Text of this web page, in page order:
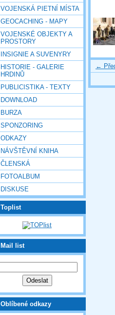
VOJENSKÁ PIETNÍ MÍSTA
GEOCACHING - MAPY
VOJENSKÉ OBJEKTY A
PROSTORY
INSIGNIE A SUVENYRY
HISTORIE - GALERIE
HRDINŮ
PUBLICISTIKA - TEXTY
DOWNLOAD
BURZA
SPONZORING
ODKAZY
NÁVŠTĚVNÍ KNIHA
ČLENSKÁ
FOTOALBUM
DISKUSE
Toplist
Mail list
Oblíbené odkazy
←